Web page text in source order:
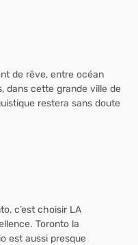
de rêve, entre océan
dans cette grande ville de
restera sans doute
c’est choisir LA
Toronto la
est aussi presque